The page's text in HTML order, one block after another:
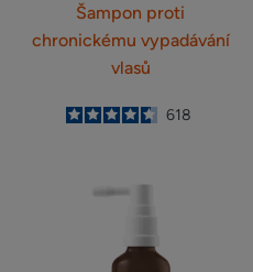
Šampon proti
chronickému vypadávání
vlasů
4.6
/
5
618
Sérum
vlasů